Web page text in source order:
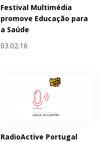
Festival Multimédia
promove Educação para
a Saúde
03.02.16
RadioActive Portugal